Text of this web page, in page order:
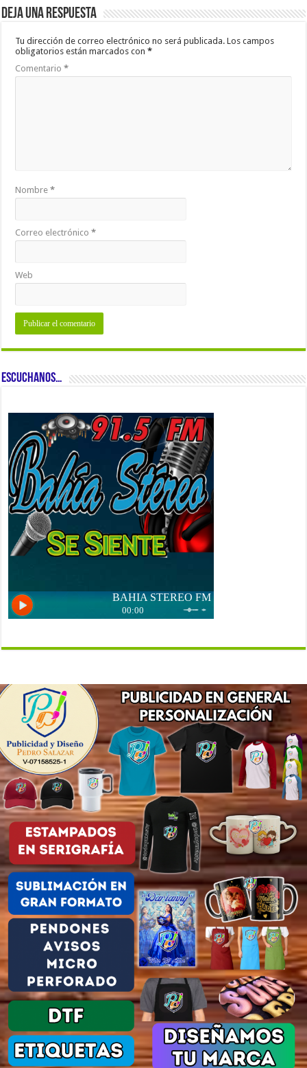
Deja una respuesta
Tu dirección de correo electrónico no será publicada. Los campos
obligatorios están marcados con*
Comentario*
Nombre*
Correo electrónico*
Web
ESCUCHANOS…